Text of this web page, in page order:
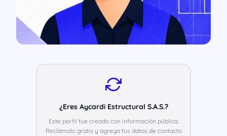
¿Eres Aycardi Estructural S.A.S.?
Este perfil fue creado con información pública.
Reclámalo gratis y agrega tus datos de contacto